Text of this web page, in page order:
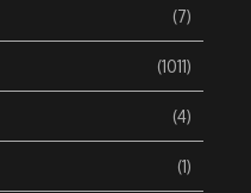
(7)
(1011)
(4)
(1)